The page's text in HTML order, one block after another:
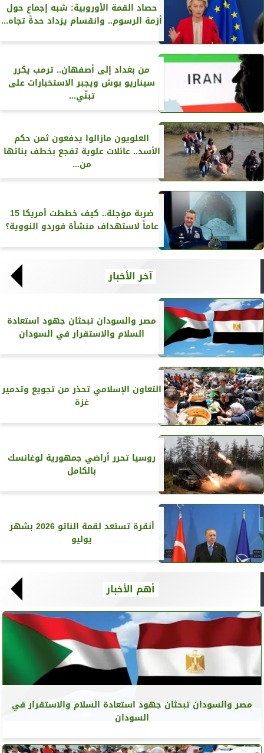
حصاد القمة الأوروبية: شبه إجماع حول
أزمة الرسوم.. وانقسام يزداد حدةً تجاه...
من بغداد إلى أصفهان.. ترمب يكرر
سيناريو بوش ويجبر الاستخبارات على
تبنّي...
العلويون مازالوا يدفعون ثمن حكم
الأسد.. عائلات علوية تفجع بخطف بناتها
من...
ضربة مؤجلة.. كيف خططت أمريكا 15
عاماً لاستهداف منشأة فوردو النووية؟
آخر الأخبار
مصر والسودان تبحثان جهود استعادة
السلام والاستقرار في السودان
التعاون الإسلامي تحذر من تجويع وتدمير
غزة
روسيا تحرر أراضي جمهورية لوغانسك
بالكامل
أنقرة تستعد لقمة الناتو 2026 بشهر
يوليو
أهم الأخبار
مصر والسودان تبحثان جهود استعادة السلام والاستقرار في
السودان